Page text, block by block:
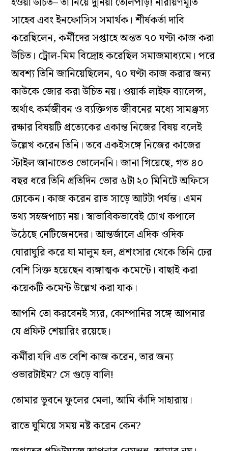
সাহেব এবং ইনফোসিস সমার্থক। শীর্ষকর্তা দাবি
করেছিলেন, কর্মীদের সপ্তাহে অন্তত ৭০ ঘণ্টা কাজ করা
উচিত। ট্রোল-মিম বিদ্রোহ করেছিল সমাজমাধ্যমে। পরে
অবশ্য তিনি জানিয়েছিলেন, ৭০ ঘণ্টা কাজ করার জন্য
কাউকে জোর করা উচিত নয়। ওয়ার্ক লাইফ ব্যালেন্স,
অর্থাৎ কর্মজীবন ও ব্যক্তিগত জীবনের মধ্যে সামঞ্জস্য
রক্ষার বিষয়টি প্রত্যেকের একান্ত নিজের বিষয় বলেই
উল্লেখ করেন তিনি। তবে একইসঙ্গে নিজের কাজের
স্টাইল জানাতেও ভোলেননি। জানা গিয়েছে, গত ৪০
বছর ধরে তিনি প্রতিদিন ভোর ৬টা ২০ মিনিটে অফিসে
ঢোকেন। কাজ করেন রাত সাড়ে আটটা পর্যন্ত। এমন
তথ্য সহজপাচ্য নয়। স্বাভাবিকভাবেই চোখ কপালে
উঠেছে নেটিজেনদের। আন্তর্জালে এদিক ওদিক
ঘোরাঘুরি করে যা মালুম হল, প্রশংসার থেকে তিনি ঢের
বেশি সিক্ত হয়েছেন ব্যঙ্গাত্মক কমেন্টে। বাছাই করা
কয়েকটি কমেন্ট উল্লেখ করা যাক।
আপনি তো করবেনই স্যর, কোম্পানির সঙ্গে আপনার
যে প্রফিট শেয়ারিং রয়েছে।
কর্মীরা যদি এত বেশি কাজ করেন, তার জন্য
ওভারটাইম? সে গুড়ে বালি!
তোমার ভুবনে ফুলের মেলা, আমি কাঁদি সাহারায়।
রাতে ঘুমিয়ে সময় নষ্ট করেন কেন?